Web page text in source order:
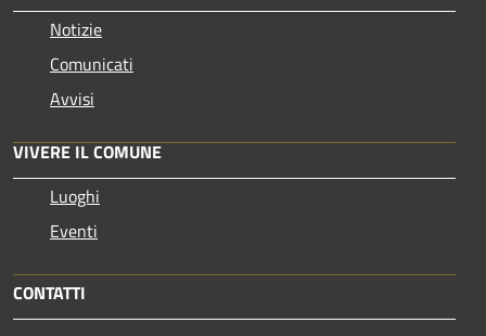
Notizie
Comunicati
Avvisi
VIVERE IL COMUNE
Luoghi
Eventi
CONTATTI